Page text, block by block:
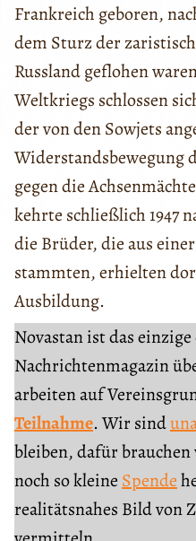
Frankreich geboren,
dem Sturz der
Russland geflohen
Weltkriegs schlossen
der von den Sowjets
Widerstandsbewegung
gegen die
kehrte schließlich 1947
die Brüder, die aus
stammten, erhielten
Ausbildung.
Novastan ist das
Nachrichtenmagazin
arbeiten auf
Teilnahme. Wir sind
bleiben, dafür
noch so kleine Spende
realitätsnahes Bild von